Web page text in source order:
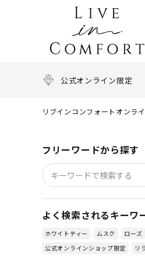
公式オンライン限定
リブインコンフォートオンラ
フリーワードから探す
よく検索されるキーワ
ホワイトティー ムスク
ローズ
公式オンラインショップ限定
リ